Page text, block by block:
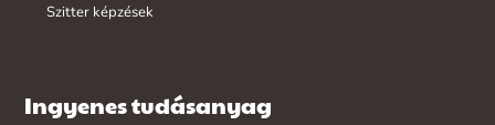
Szitter képzések
Ingyenes tudásanyag